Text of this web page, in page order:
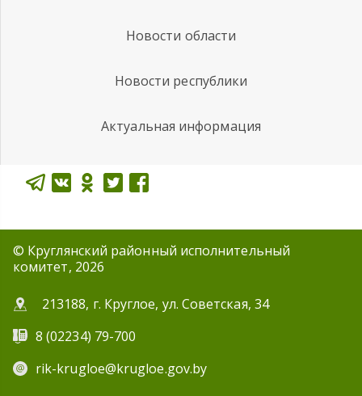
Новости области
Новости республики
Актуальная информация
© Круглянский районный исполнительный
комитет, 2026
213188, г. Круглое, ул. Советская, 34
8 (02234) 79-700
rik-krugloe@krugloe.gov.by